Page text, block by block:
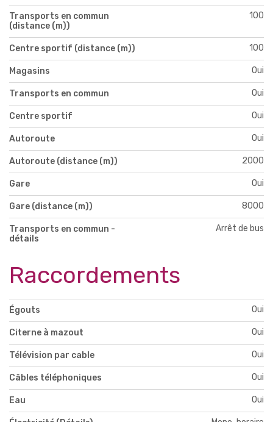
Transports en commun
(distance (m))
100
Centre sportif (distance (m)) 100
Magasins Oui
Transports en commun Oui
Centre sportif Oui
Autoroute Oui
Autoroute (distance (m)) 2000
Gare Oui
Gare (distance (m)) 8000
Transports en commun -
détails
Arrêt de bus
Raccordements
Égouts Oui
Citerne à mazout Oui
Télévision par cable Oui
Câbles téléphoniques Oui
Eau Oui